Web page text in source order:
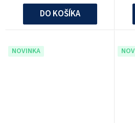
DO KOŠÍKA
NOVINKA